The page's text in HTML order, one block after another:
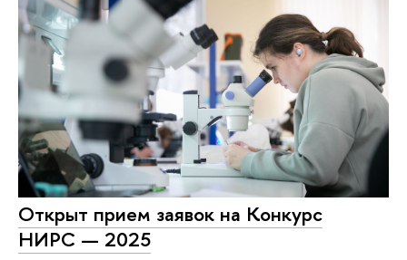
Открыт прием заявок на Конкурс
НИРС — 2025